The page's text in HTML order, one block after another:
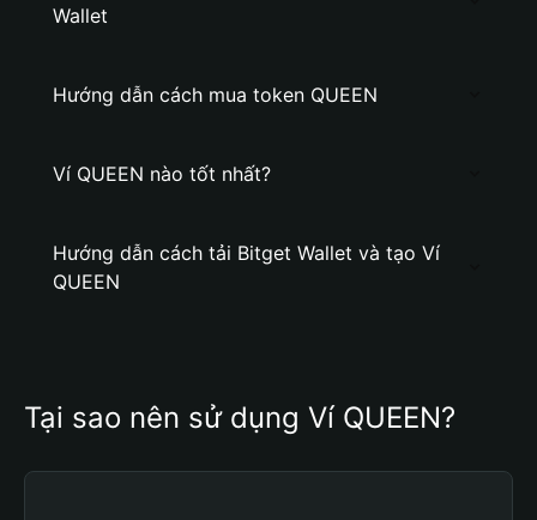
Wallet
Hướng dẫn cách mua token QUEEN
Ví QUEEN nào tốt nhất?
Hướng dẫn cách tải Bitget Wallet và tạo Ví
QUEEN
Tại sao nên sử dụng Ví QUEEN?